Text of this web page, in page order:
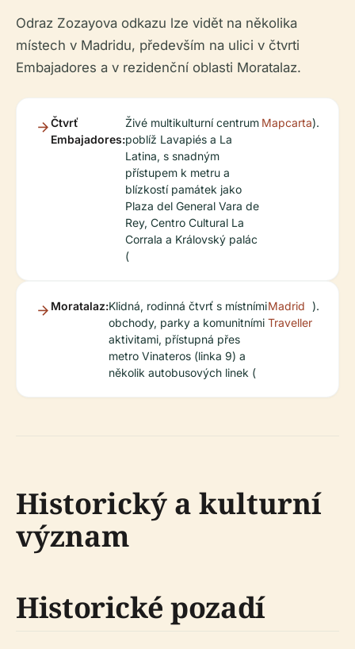
Odraz Zozayova odkazu lze vidět na několika
místech v Madridu, především na ulici v čtvrti
Embajadores a v rezidenční oblasti Moratalaz.
Čtvrť
Embajadores:
Živé multikulturní centrum
poblíž Lavapiés a La
Latina, s snadným
přístupem k metru a
blízkostí památek jako
Plaza del General Vara de
Rey, Centro Cultural La
Corrala a Královský palác
(
Mapcarta).
Moratalaz:Klidná, rodinná čtvrť s místními
obchody, parky a komunitními
aktivitami, přístupná přes
metro Vinateros (linka 9) a
několik autobusových linek (
Madrid
Traveller
).
Historický a kulturní
význam
Historické pozadí